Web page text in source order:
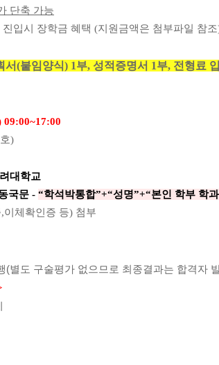
단축 가능
입시 장학금 혜택 (지원금액은 첨부파일 참
(붙임양식) 1부, 성적증명서 1부, 전형료
)
대학교
국문 - “학석박통합”+“성명”+“본인 학부 학
체확인증 등) 첨부
(별도 구술평가 없으므로 최종결과는 합격자